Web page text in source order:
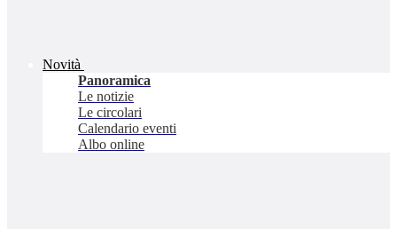
Novità
Panoramica
Le notizie
Le circolari
Calendario eventi
Albo online